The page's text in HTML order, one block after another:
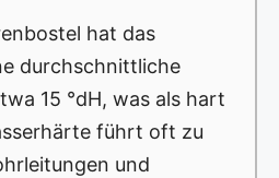
hat das
durchschnittliche
15 °dH, was als hart
führt oft zu
und